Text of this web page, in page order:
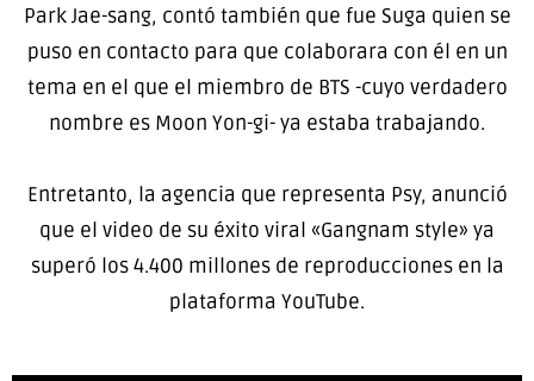
Park Jae-sang, contó también que fue Suga quien se
puso en contacto para que colaborara con él en un
tema en el que el miembro de BTS -cuyo verdadero
nombre es Moon Yon-gi- ya estaba trabajando.
Entretanto, la agencia que representa Psy, anunció
que el video de su éxito viral «Gangnam style» ya
superó los 4.400 millones de reproducciones en la
plataforma YouTube.